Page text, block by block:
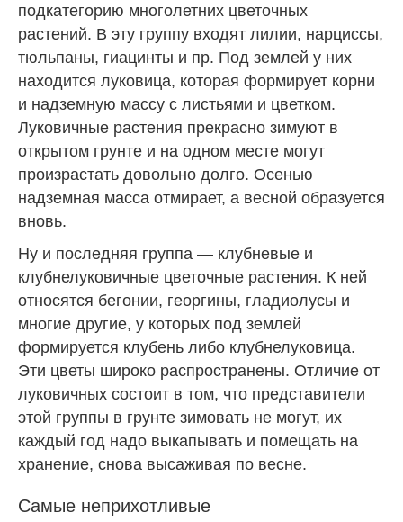
подкатегорию многолетних цветочных
растений. В эту группу входят лилии, нарциссы,
тюльпаны, гиацинты и пр. Под землей у них
находится луковица, которая формирует корни
и надземную массу с листьями и цветком.
Луковичные растения прекрасно зимуют в
открытом грунте и на одном месте могут
произрастать довольно долго. Осенью
надземная масса отмирает, а весной образуется
вновь.
Ну и последняя группа — клубневые и
клубнелуковичные цветочные растения. К ней
относятся бегонии, георгины, гладиолусы и
многие другие, у которых под землей
формируется клубень либо клубнелуковица.
Эти цветы широко распространены. Отличие от
луковичных состоит в том, что представители
этой группы в грунте зимовать не могут, их
каждый год надо выкапывать и помещать на
хранение, снова высаживая по весне.
Самые неприхотливые